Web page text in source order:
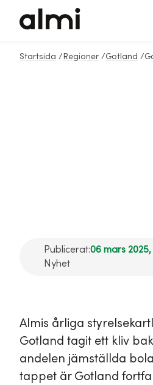
Startsida / Regioner /Gotland /
Var femte
Publicerat:06 mars
Nyhet
Almis årliga
Gotland tagit ett kliv
andelen jämställda
tappet är Gotland